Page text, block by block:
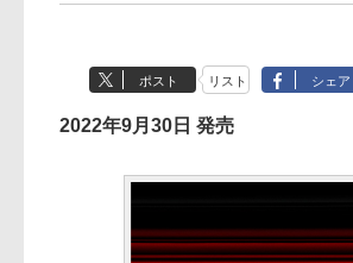
ポスト リスト シェア
2022年9月30日 発売